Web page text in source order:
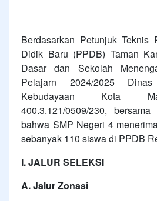
Berdasarkan Petunjuk Teknis
Didik Baru (PPDB) Taman
Dasar dan Sekolah
Pelajarn 2024/2025
Kebudayaan Kota
400.3.121/0509/230,
bahwa SMP Negeri 4
sebanyak 110 siswa di PPDB
I. JALUR SELEKSI
A. Jalur Zonasi